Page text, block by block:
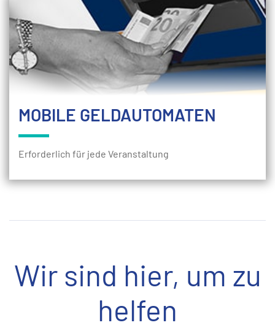
MOBILE GELDAUTOMATEN
Erforderlich für jede Veranstaltung
Wir sind hier, um zu
helfen